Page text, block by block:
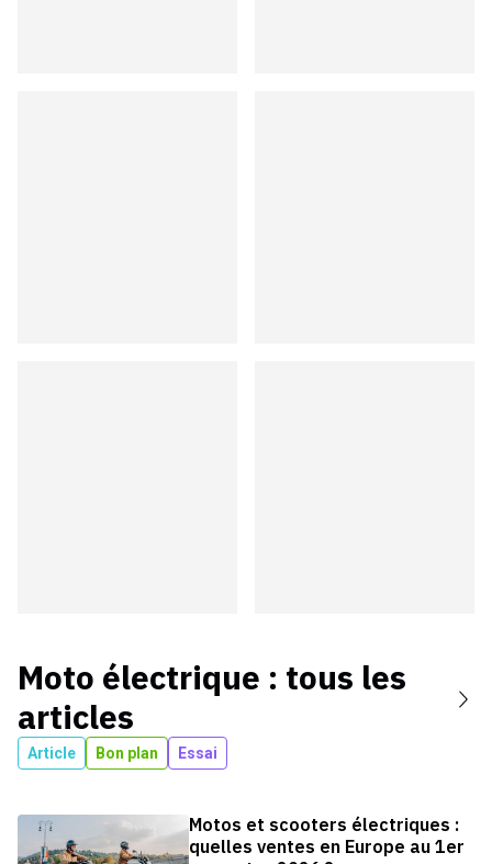
Moto électrique : tous les
articles
Article Bon plan Essai
Motos et scooters électriques :
quelles ventes en Europe au 1er